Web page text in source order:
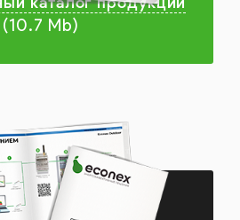
(10.7 Mb)